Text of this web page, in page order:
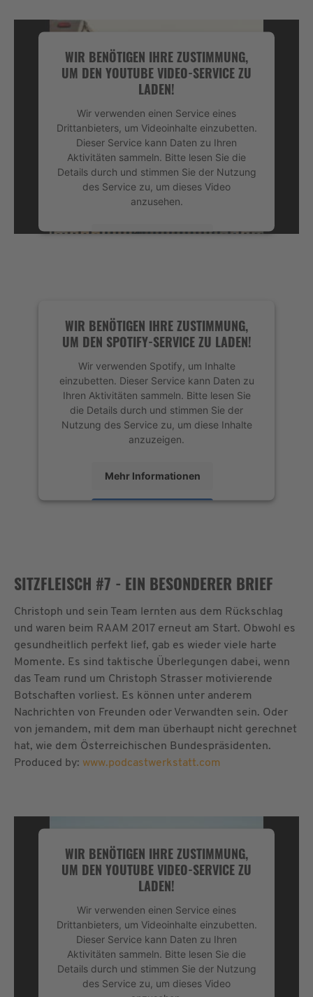
WIR BENÖTIGEN IHRE ZUSTIMMUNG,
UM DEN YOUTUBE VIDEO-SERVICE ZU
LADEN!
Wir verwenden einen Service eines
Drittanbieters, um Videoinhalte einzubetten.
Dieser Service kann Daten zu Ihren
Aktivitäten sammeln. Bitte lesen Sie die
Details durch und stimmen Sie der Nutzung
des Service zu, um dieses Video
anzusehen.
Mehr Informationen
WIR BENÖTIGEN IHRE ZUSTIMMUNG,
UM DEN SPOTIFY-SERVICE ZU LADEN!
Wir verwenden Spotify, um Inhalte
einzubetten. Dieser Service kann Daten zu
Ihren Aktivitäten sammeln. Bitte lesen Sie
die Details durch und stimmen Sie der
Nutzung des Service zu, um diese Inhalte
anzuzeigen.
Mehr Informationen
SITZFLEISCH #7 - EIN BESONDERER BRIEF
Christoph und sein Team lernten aus dem Rückschlag
und waren beim RAAM 2017 erneut am Start. Obwohl es
gesundheitlich perfekt lief, gab es wieder viele harte
Momente. Es sind taktische Überlegungen dabei, wenn
das Team rund um Christoph Strasser motivierende
Botschaften vorliest. Es können unter anderem
Nachrichten von Freunden oder Verwandten sein. Oder
von jemandem, mit dem man überhaupt nicht gerechnet
hat, wie dem Österreichischen Bundespräsidenten.
Produced by: www.podcastwerkstatt.com
WIR BENÖTIGEN IHRE ZUSTIMMUNG,
UM DEN YOUTUBE VIDEO-SERVICE ZU
LADEN!
Wir verwenden einen Service eines
Drittanbieters, um Videoinhalte einzubetten.
Dieser Service kann Daten zu Ihren
Aktivitäten sammeln. Bitte lesen Sie die
Details durch und stimmen Sie der Nutzung
des Service zu, um dieses Video